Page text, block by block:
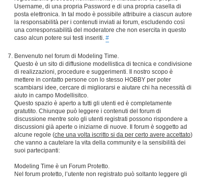
Username, di una propria Password e di una propria casella di
posta elettronica. In tal modo è possibile attribuire a ciascun autore
la responsabilità per i contenuti inviati ai forum, escludendo così
una corresponsabilità del moderatore che non esercita in questo
caso alcun potere sui testi inseriti. #
Benvenuto nel forum di Modeling Time.
Questo è un sito di diffusione modellistica di tecnica e condivisione
di realizzazioni, procedure e suggerimenti. Il nostro scopo è
mettere in contatto persone con lo stesso HOBBY per poter
scambiarsi idee, cercare di migliorarsi e aiutare chi ha necessità di
aiuto in campo Modellisitco.
Questo spazio è aperto a tutti gli utenti ed è completamente
gratutito. Chiunque può leggere i contenuti del forum di
discussione mentre solo gli utenti registrati possono rispondere a
discussioni già aperte o iniziarne di nuove. Il forum è soggetto ad
alcune regole (che una volta iscritto si da per certo avere accettato)
che vanno a cautelare la vita della community e la sensibilità dei
suoi partecipanti:
Modeling Time è un Forum Protetto.
Nel forum protetto, l’utente non registrato può soltanto leggere gli